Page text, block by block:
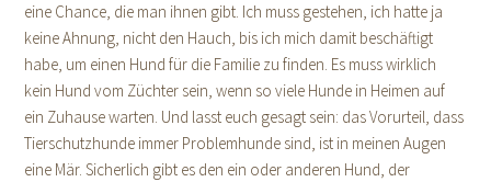
eine Chance, die man ihnen gibt. Ich muss gestehen, ich hatte ja
keine Ahnung, nicht den Hauch, bis ich mich damit beschäftigt
habe, um einen Hund für die Familie zu finden. Es muss wirklich
kein Hund vom Züchter sein, wenn so viele Hunde in Heimen auf
ein Zuhause warten. Und lasst euch gesagt sein: das Vorurteil, dass
Tierschutzhunde immer Problemhunde sind, ist in meinen Augen
eine Mär. Sicherlich gibt es den ein oder anderen Hund, der